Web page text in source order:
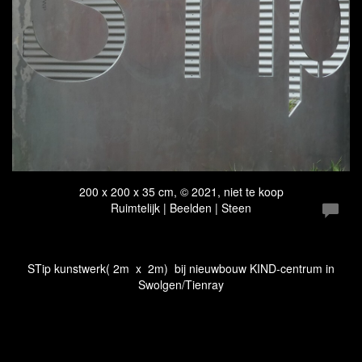
200 x 200 x 35 cm, © 2021, niet te koop
Ruimtelijk | Beelden | Steen
STip kunstwerk( 2m x 2m) bij nieuwbouw KIND-centrum in
Swolgen/Tienray